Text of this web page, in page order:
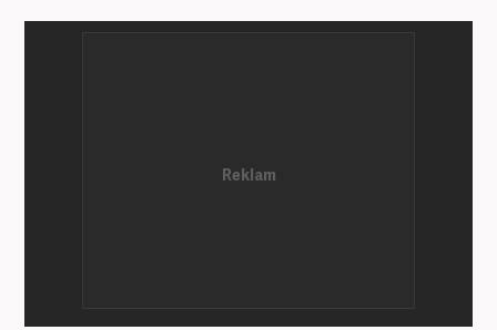
AKŞAM Gazetesi’nde başlayan Yoncalık, Eylül